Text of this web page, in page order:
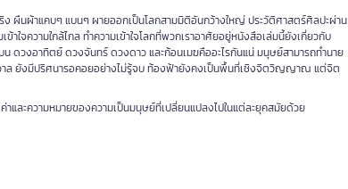
ผืนผ้าแคบๆ แบนๆ ผายออกเป็นโลกสามมิติอันกว้างใหญ่ ประวัติศาสตร์ศิลปะผ่าน
จความใกล้ไกล ทำความเข้าใจโลกที่พวกเราอาศัยอยู่หนังสือเล่มนี้ยังเกี่ยวกับ
งอาทิตย์ ดวงจันทร์ ดวงดาว และก้อนเมฆคืออะไรกันแน่ มนุษย์สามารถทำนาย
วาล ยังมีปริศนารอคอยอย่างไม่รู้จบ ท้องฟ้ายังคงเป็นพื้นที่เชิงจิตวิญญาณ แต่จิต
ละความหมายของความเป็นมนุษย์ที่เปลี่ยนแปลงไปในแต่ละยุคสมัยด้วย